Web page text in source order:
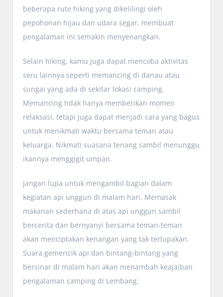
beberapa rute hiking yang dikelilingi oleh
pepohonan hijau dan udara segar, membuat
pengalaman ini semakin menyenangkan.
Selain hiking, kamu juga dapat mencoba aktivitas
seru lainnya seperti memancing di danau atau
sungai yang ada di sekitar lokasi camping.
Memancing tidak hanya memberikan momen
relaksasi, tetapi juga dapat menjadi cara yang bagus
untuk menikmati waktu bersama teman atau
keluarga. Nikmati suasana tenang sambil menunggu
ikannya menggigit umpan.
Jangan lupa untuk mengambil bagian dalam
kegiatan api unggun di malam hari. Memasak
makanan sederhana di atas api unggun sambil
bercerita dan bernyanyi bersama teman-teman
akan menciptakan kenangan yang tak terlupakan.
Suara gemericik api dan bintang-bintang yang
bersinar di malam hari akan menambah keajaiban
pengalaman camping di Lembang.